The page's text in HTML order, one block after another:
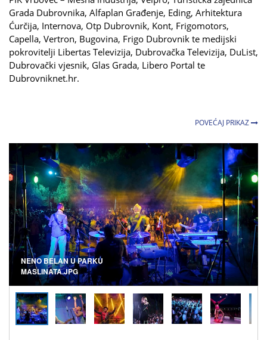
Grada Dubrovnika, Alfaplan Građenje, Eding, Arhitektura
Ćurčija, Internova, Otp Dubrovnik, Kont, Frigomotors,
Capella, Vertron, Bugovina, Frigo Dubrovnik te medijski
pokrovitelji Libertas Televizija, Dubrovačka Televizija, DuList,
Dubrovački vjesnik, Glas Grada, Libero Portal te
Dubrovniknet.hr.
POVEĆAJ PRIKAZ
NENO BELAN U PARKU
MASLINATA.JPG